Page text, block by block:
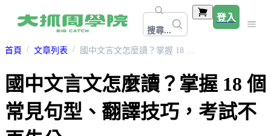
搜尋...
登入
首頁 文章列表 國中文言文怎麼讀？掌握 18 個常見句型、翻譯技巧，考試不再失分
國中文言文怎麼讀？掌握 18 個
常見句型、翻譯技巧，考試不